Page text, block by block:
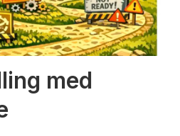
med